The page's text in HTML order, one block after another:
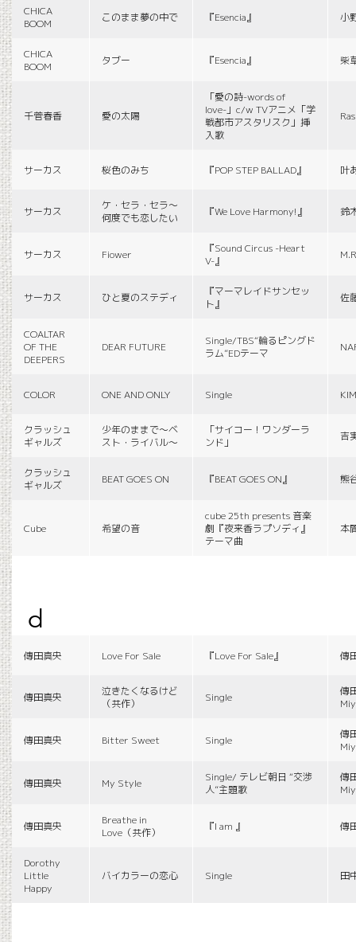
CHICA
BOOM
このまま夢の中で 『Esencia』 小
CHICA
BOOM
タブー 『Esencia』 柴
千菅春香 愛の太陽
「愛の詩-words of
love-」c/w TVアニメ「学
戦都市アスタリスク」挿
入歌
サーカス 桜色のみち 『POP STEP BALLAD』 叶
サーカス
ケ・セラ・セラ〜
何度でも恋したい
『We Love Harmony!』 鈴
サーカス Fiower
『Sound Circus -Heart
V-』
サーカス ひと夏のステディ
『マーマレイドサンセッ
ト』
佐
COALTAR
OF THE
DEEPERS
DEAR FUTURE
Single/TBS“輪るピングド
ラム”EDテーマ
COLOR ONE AND ONLY Single
クラッシュ
ギャルズ
少年のままで〜ベ
スト・ライバル〜
「サイコー！ワンダーラ
ンド」
吉
クラッシュ
ギャルズ
BEAT GOES ON 『BEAT GOES ON』 熊
Cube 希望の音
cube 25th presents 音楽
劇『夜来香ラプソディ』
テーマ曲
本
d
傳田真央 Love For Sale 『Love For Sale』 傳
傳田真央
泣きたくなるけど
（共作）
Single
傳
傳田真央 Bitter Sweet Single
傳
傳田真央 My Style
Single/ テレビ朝日 “交渉
人”主題歌
傳
傳田真央
Breathe in
Love（共作）
『I am 』 傳
Dorothy
Little
Happy
バイカラーの恋心 Single 田